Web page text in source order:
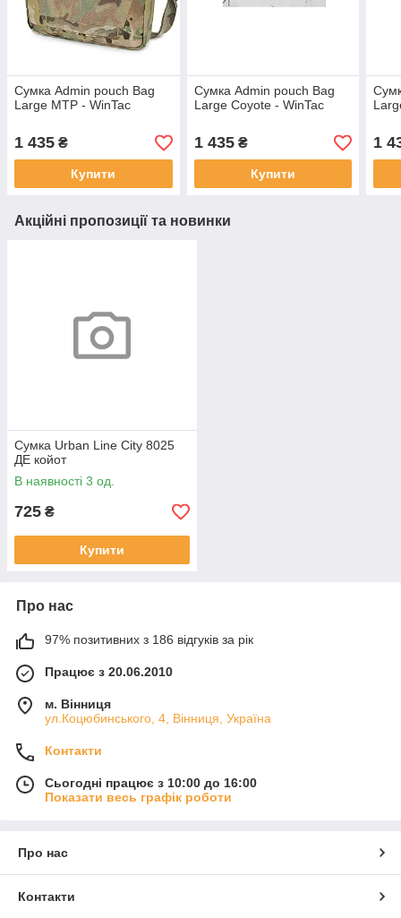
Сумка Admin pouch Bag
Large MTP - WinTac
1 435 ₴
Купити
Сумка Admin pouch Bag
Large Coyote - WinTac
1 435₴
Купити
1
Акційні пропозиції та новинки
Сумка Urban Line City 8025
ДЕ койот
В наявності 3 од.
725 ₴
Купити
Про нас
97% позитивних з 186 відгуків за рік
Працює з 20.06.2010
м. Вінниця
ул.Коцюбинського, 4, Вінниця, Україна
Контакти
Сьогодні працює з 10:00 до 16:00
Показати весь графік роботи
Про нас
Контакти